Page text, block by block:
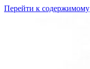
Перейти к содержимому